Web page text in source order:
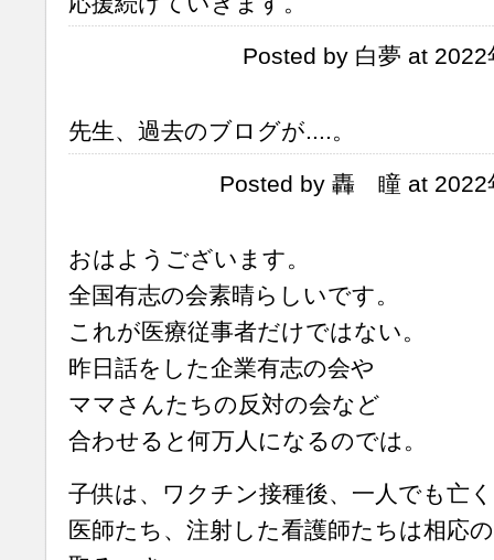
Posted by 白夢 at
先生、過去のブログが....。
Posted by 轟 瞳 at 2022
おはようございます。
全国有志の会素晴らしいです。
これが医療従事者だけではない。
昨日話をした企業有志の会や
ママさんたちの反対の会など
合わせると何万人になるのでは。
子供は、ワクチン接種後、一人でも亡
医師たち、注射した看護師たちは相応